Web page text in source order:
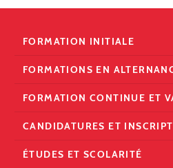
FORMATION INITIALE
FORMATIONS EN
FORMATION CONTINUE ET
CANDIDATURES ET
ÉTUDES ET SCOLARITÉ